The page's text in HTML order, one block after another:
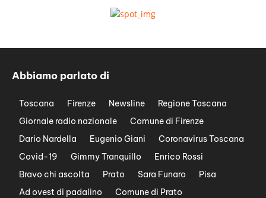
Abbiamo parlato di
Toscana Firenze Newsline
Regione Toscana
Giornale radio nazionale
Comune di Firenze
Dario Nardella
Eugenio Giani
Coronavirus Toscana
Covid-19
Gimmy Tranquillo
Enrico Rossi
Bravo chi ascolta
Prato Sara Funaro
Pisa
Ad ovest di padalino
Comune di Prato